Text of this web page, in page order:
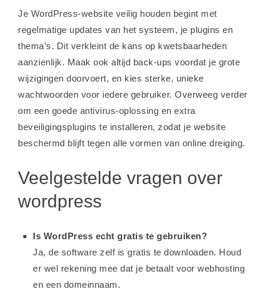
Je WordPress-website veilig houden begint met
regelmatige updates van het systeem, je plugins en
thema’s. Dit verkleint de kans op kwetsbaarheden
aanzienlijk. Maak ook altijd back-ups voordat je grote
wijzigingen doorvoert, en kies sterke, unieke
wachtwoorden voor iedere gebruiker. Overweeg verder
om een goede antivirus-oplossing en extra
beveiligingsplugins te installeren, zodat je website
beschermd blijft tegen alle vormen van online dreiging.
Veelgestelde vragen over
wordpress
Is WordPress echt gratis te gebruiken?
Ja, de software zelf is gratis te downloaden. Houd
er wel rekening mee dat je betaalt voor webhosting
en een domeinnaam.